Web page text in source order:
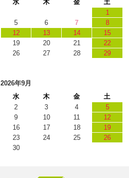
水 木 金
土
1
5 6 7
8
12 13 14
15
19 20 21
22
26 27 28
29
2026年9月
水 木 金
土
2 3 4
5
9 10 11
12
16 17 18
19
23 24 25
26
30